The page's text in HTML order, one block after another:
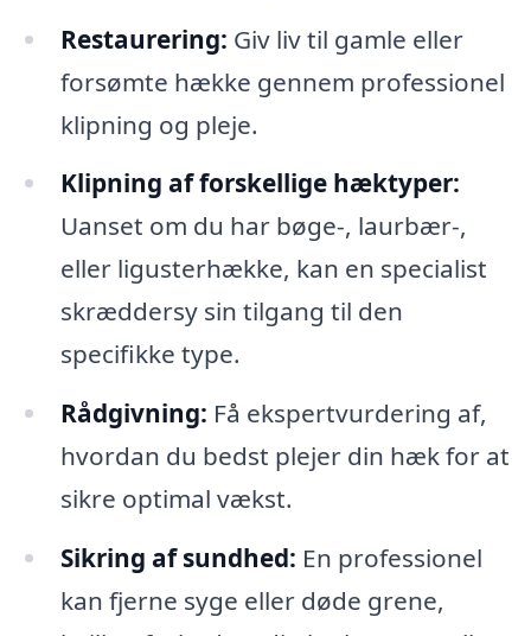
Restaurering: Giv liv til gamle eller
forsømte hække gennem professionel
klipning og pleje.
Klipning af forskellige hæktyper:
Uanset om du har bøge-, laurbær-,
eller ligusterhække, kan en specialist
skræddersy sin tilgang til den
specifikke type.
Rådgivning: Få ekspertvurdering af,
hvordan du bedst plejer din hæk for at
sikre optimal vækst.
Sikring af sundhed: En professionel
kan fjerne syge eller døde grene,